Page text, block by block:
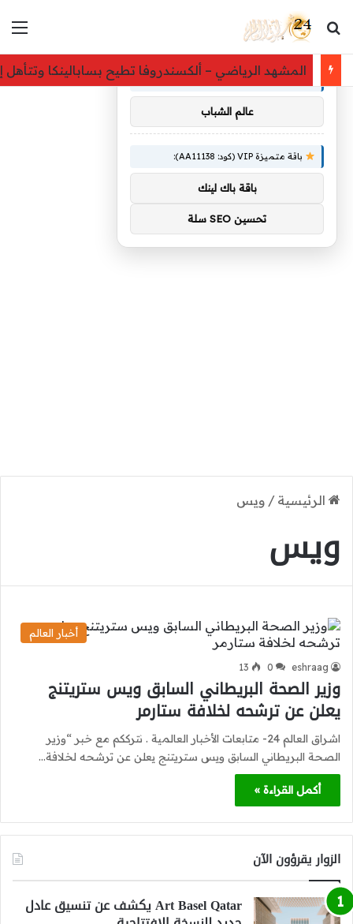
بحث عن
المشهد الرياضي – ألكسندروفا تطيح بسابالينكا
الرئيسية / ويس
ويس
أخبار العالم
eshraag
0
13
وزير الصحة البريطاني السابق ويس ستريتنج
يعلن عن ترشحه لخلافة ستارمر
اشراق العالم 24- متابعات الأخبار العالمية . نترككم مع خبر “وزير
الصحة البريطاني السابق ويس ستريتنج يعلن عن ترشحه لخلافة…
أكمل القراءة »
الزوار يقرؤون الآن
Art Basel Qatar يكشف عن تنسيق عادل
توصيات :
باقة متميزة VIP (كود: AA86842):
عالم الشباب
باقة متميزة VIP (كود: AA11138):
باقة باك لينك
تحسين SEO سلة